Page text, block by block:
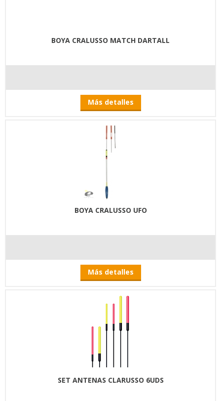
BOYA CRALUSSO MATCH DARTALL
Más detalles
BOYA CRALUSSO UFO
Más detalles
SET ANTENAS CLARUSSO 6UDS